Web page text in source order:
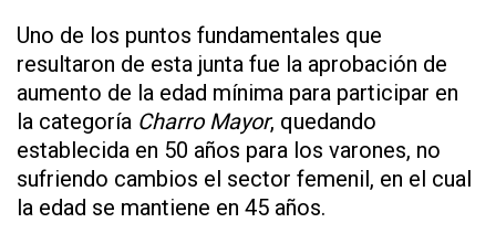
Uno de los puntos fundamentales que
resultaron de esta junta fue la aprobación de
aumento de la edad mínima para participar en
la categoría Charro Mayor, quedando
establecida en 50 años para los varones, no
sufriendo cambios el sector femenil, en el cual
la edad se mantiene en 45 años.